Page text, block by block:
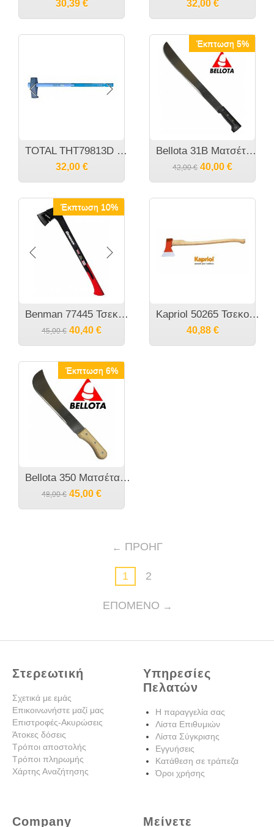
30,39 € 32,00 €
TOTAL THT79813D Τσεκουροβαριά κεφαλής 3 κιλών με περαστη TPR/PP Λαβή
32,00 €
Έκπτωση 5%
Bellota 31B Ματσέτα 20 Ιντσών
42,00 € 40,00 €
Έκπτωση 10%
Benman 77445 Τσεκούρι σχισίματος με προκοβγάλτη 2000γρ
45,00 € 40,40 €
Kapriol 50265 Τσεκούρι Σχησίματος 1600gr.
40,88 €
Έκπτωση 6%
Bellota 350 Ματσέτα 16 Ιντσών
48,00 € 45,00 €
ΠΡΟΗΓ
1 2
ΕΠΌΜΕΝΟ
Στερεωτική
Σχετικά με εμάς
Επικοινωνήστε μαζί μας
Επιστροφές-Ακυρώσεις
Άτοκες δόσεις
Τρόποι αποστολής
Τρόποι πληρωμής
Χάρτης Αναζήτησης
Υπηρεσίες
Πελατών
Η παραγγελία σας
Λίστα Επιθυμιών
Λίστα Σύγκρισης
Εγγυήσεις
Κατάθεση σε τράπεζα
Όροι χρήσης
Company Μείνετε